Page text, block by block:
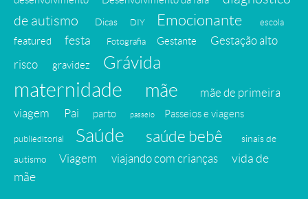
de autismo
Dicas DIY Emocionante escola
featured festa Fotografia Gestante
Gestação alto
risco
gravidez Grávida
maternidade mãe
mãe de primeira
viagem
Pai parto passeio Passeios e viagens
publieditorial Saúde saúde bebê
sinais de
autismo
Viagem viajando com crianças
vida de
mãe